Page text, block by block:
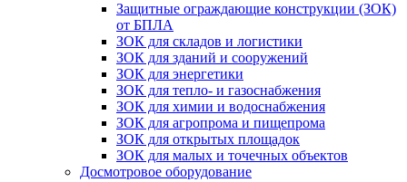
Защитные ограждающие конструкции (ЗОК)
от БПЛА
ЗОК для складов и логистики
ЗОК для зданий и сооружений
ЗОК для энергетики
ЗОК для тепло- и газоснабжения
ЗОК для химии и водоснабжения
ЗОК для агропрома и пищепрома
ЗОК для открытых площадок
ЗОК для малых и точечных объектов
Досмотровое оборудование